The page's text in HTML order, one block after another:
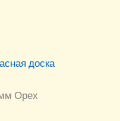
доска
Орех